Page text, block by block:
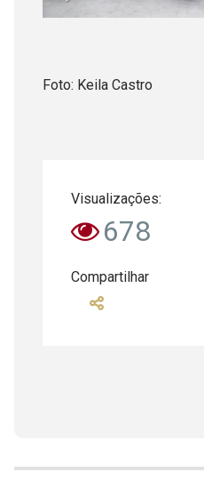
Foto: Keila Castro
Visualizações:
678
Compartilhar